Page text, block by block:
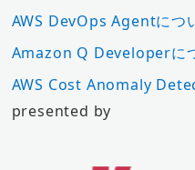
AWS DevOps Agentにつ
Amazon Q Developerに
AWS Cost Anomaly
presented by